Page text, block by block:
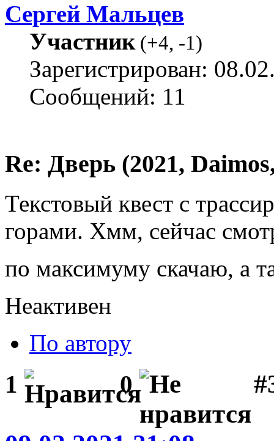
Сергей Мальцев
Участник(+4, -1)
Зарегистрирован:
Сообщений: 11
Re: Дверь (2021,
Текстовый квест с
горами. Хмм, сейчас
по максимуму скачаю, а
Неактивен
По автору
1 0